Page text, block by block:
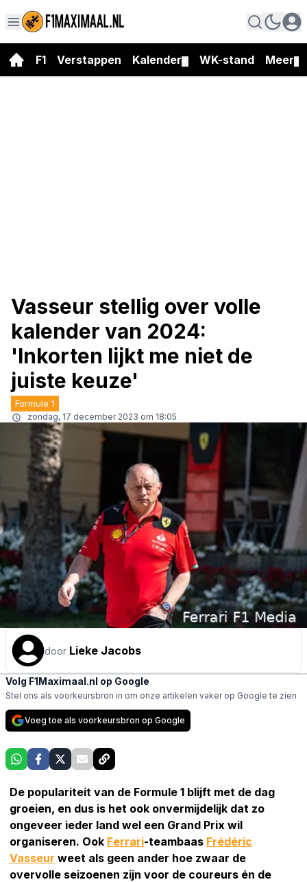
F1 Verstappen Kalender WK-stand Meer
Vasseur stellig over volle
kalender van 2024:
'Inkorten lijkt me niet de
juiste keuze'
Formule 1
zondag, 17 december 2023 om 18:05
door Lieke Jacobs
Volg F1Maximaal.nl op Google
Stel ons als voorkeursbron in om onze artikelen vaker op Google te zien
Voeg toe als voorkeursbron op Google
De populariteit van de Formule 1 blijft met de dag
groeien, en dus is het ook onvermijdelijk dat zo
ongeveer ieder land wel een Grand Prix wil
organiseren. Ook Ferrari-teambaas Frédéric
Vasseur weet als geen ander hoe zwaar de
overvolle seizoenen zijn voor de coureurs én de